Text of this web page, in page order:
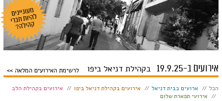
אירועים ב-19.9.25 בקהילת דניאל ביפו לרשימת האירועים המלאה
הצג:
הכל ארועים בבית דניאל אירועים בקהילת דניאל ביפו
אירועים בקהילת הלב
אירועי תפארת שלום